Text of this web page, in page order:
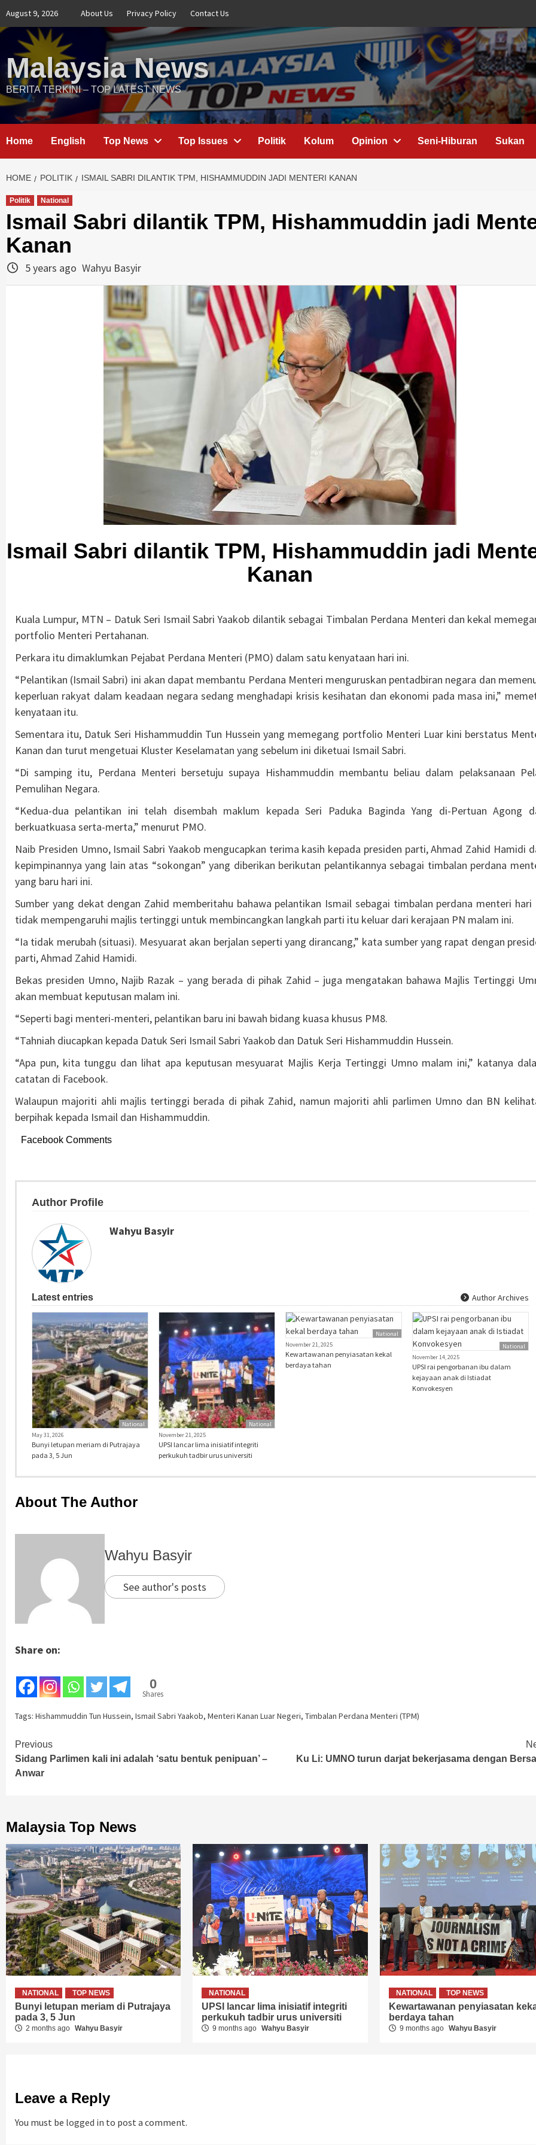
content
August 9, 2026 About Us Privacy Policy Contact Us
Malaysia News
BERITA TERKINI – TOP LATEST NEWS
Home English Top News Top Issues Politik Kolum Opinion Seni-Hiburan Sukan
HOME POLITIK ISMAIL SABRI DILANTIK TPM, HISHAMMUDDIN JADI MENTERI KANAN
Politik National
Ismail Sabri dilantik TPM, Hishammuddin jadi
Kanan
5 years ago Wahyu Basyir
Ismail Sabri dilantik TPM, Hishammuddin jadi
Kanan
Kuala Lumpur, MTN – Datuk Seri Ismail Sabri Yaakob dilantik sebagai Timbalan Perdana Menteri dan kekal
portfolio Menteri Pertahanan.
Perkara itu dimaklumkan Pejabat Perdana Menteri (PMO) dalam satu kenyataan hari ini.
“Pelantikan (Ismail Sabri) ini akan dapat membantu Perdana Menteri menguruskan pentadbiran negara dan
keperluan rakyat dalam keadaan negara sedang menghadapi krisis kesihatan dan ekonomi pada masa ini,”
kenyataan itu.
Sementara itu, Datuk Seri Hishammuddin Tun Hussein yang memegang portfolio Menteri Luar kini berstatus
Kanan dan turut mengetuai Kluster Keselamatan yang sebelum ini diketuai Ismail Sabri.
“Di samping itu, Perdana Menteri bersetuju supaya Hishammuddin membantu beliau dalam pelaksanaan
Pemulihan Negara.
“Kedua-dua pelantikan ini telah disembah maklum kepada Seri Paduka Baginda Yang di-Pertuan Agong
berkuatkuasa serta-merta,” menurut PMO.
Naib Presiden Umno, Ismail Sabri Yaakob mengucapkan terima kasih kepada presiden parti, Ahmad Zahid Hamidi
kepimpinannya yang lain atas “sokongan” yang diberikan berikutan pelantikannya sebagai timbalan perdana
yang baru hari ini.
Sumber yang dekat dengan Zahid memberitahu bahawa pelantikan Ismail sebagai timbalan perdana menteri hari
tidak mempengaruhi majlis tertinggi untuk membincangkan langkah parti itu keluar dari kerajaan PN malam ini.
“Ia tidak merubah (situasi). Mesyuarat akan berjalan seperti yang dirancang,” kata sumber yang rapat dengan
parti, Ahmad Zahid Hamidi.
Bekas presiden Umno, Najib Razak – yang berada di pihak Zahid – juga mengatakan bahawa Majlis Tertinggi
akan membuat keputusan malam ini.
“Seperti bagi menteri-menteri, pelantikan baru ini bawah bidang kuasa khusus PM8.
“Tahniah diucapkan kepada Datuk Seri Ismail Sabri Yaakob dan Datuk Seri Hishammuddin Hussein.
“Apa pun, kita tunggu dan lihat apa keputusan mesyuarat Majlis Kerja Tertinggi Umno malam ini,” katanya
catatan di Facebook.
Walaupun majoriti ahli majlis tertinggi berada di pihak Zahid, namun majoriti ahli parlimen Umno dan BN
berpihak kepada Ismail dan Hishammuddin.
Facebook Comments
Author Profile
Wahyu Basyir
Latest entries Author Archives
National
May 31, 2026
Bunyi letupan meriam di Putrajaya
pada 3, 5 Jun
National
November 21, 2025
UPSI lancar lima inisiatif integriti
perkukuh tadbir urus universiti
National
November 21, 2025
Kewartawanan penyiasatan kekal
berdaya tahan
National
November 14, 2025
UPSI rai pengorbanan ibu dalam
kejayaan anak di Istiadat
Konvokesyen
About The Author
Wahyu Basyir
See author's posts
Share on:
0
Shares
Tags: Hishammuddin Tun Hussein, Ismail Sabri Yaakob, Menteri Kanan Luar Negeri, Timbalan Perdana Menteri (TPM)
Continue
Reading
Previous
Sidang Parlimen kali ini adalah ‘satu bentuk penipuan’ –
Anwar
Ku Li: UMNO turun darjat bekerjasama dengan
Malaysia Top News
NATIONAL TOP NEWS
Bunyi letupan meriam di Putrajaya
pada 3, 5 Jun
2 months ago Wahyu Basyir
NATIONAL
UPSI lancar lima inisiatif integriti
perkukuh tadbir urus universiti
9 months ago Wahyu Basyir
NATIONAL TOP NEWS
Kewartawanan penyiasatan
berdaya tahan
9 months ago Wahyu Basyir
Leave a Reply
You must be logged in to post a comment.